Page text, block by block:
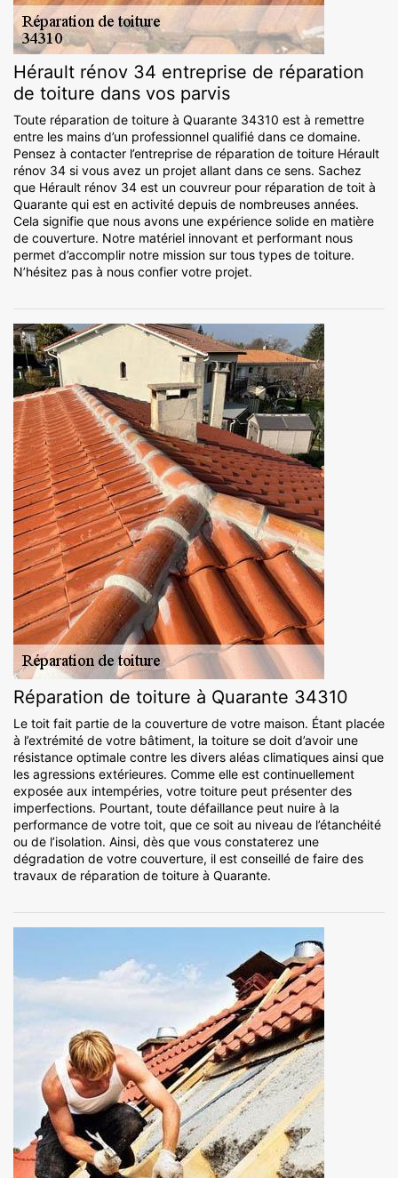
Hérault rénov 34 entreprise de réparation
de toiture dans vos parvis
Toute réparation de toiture à Quarante 34310 est à remettre
entre les mains d’un professionnel qualifié dans ce domaine.
Pensez à contacter l’entreprise de réparation de toiture Hérault
rénov 34 si vous avez un projet allant dans ce sens. Sachez
que Hérault rénov 34 est un couvreur pour réparation de toit à
Quarante qui est en activité depuis de nombreuses années.
Cela signifie que nous avons une expérience solide en matière
de couverture. Notre matériel innovant et performant nous
permet d’accomplir notre mission sur tous types de toiture.
N’hésitez pas à nous confier votre projet.
Réparation de toiture à Quarante 34310
Le toit fait partie de la couverture de votre maison. Étant placée
à l’extrémité de votre bâtiment, la toiture se doit d’avoir une
résistance optimale contre les divers aléas climatiques ainsi que
les agressions extérieures. Comme elle est continuellement
exposée aux intempéries, votre toiture peut présenter des
imperfections. Pourtant, toute défaillance peut nuire à la
performance de votre toit, que ce soit au niveau de l’étanchéité
ou de l’isolation. Ainsi, dès que vous constaterez une
dégradation de votre couverture, il est conseillé de faire des
travaux de réparation de toiture à Quarante.